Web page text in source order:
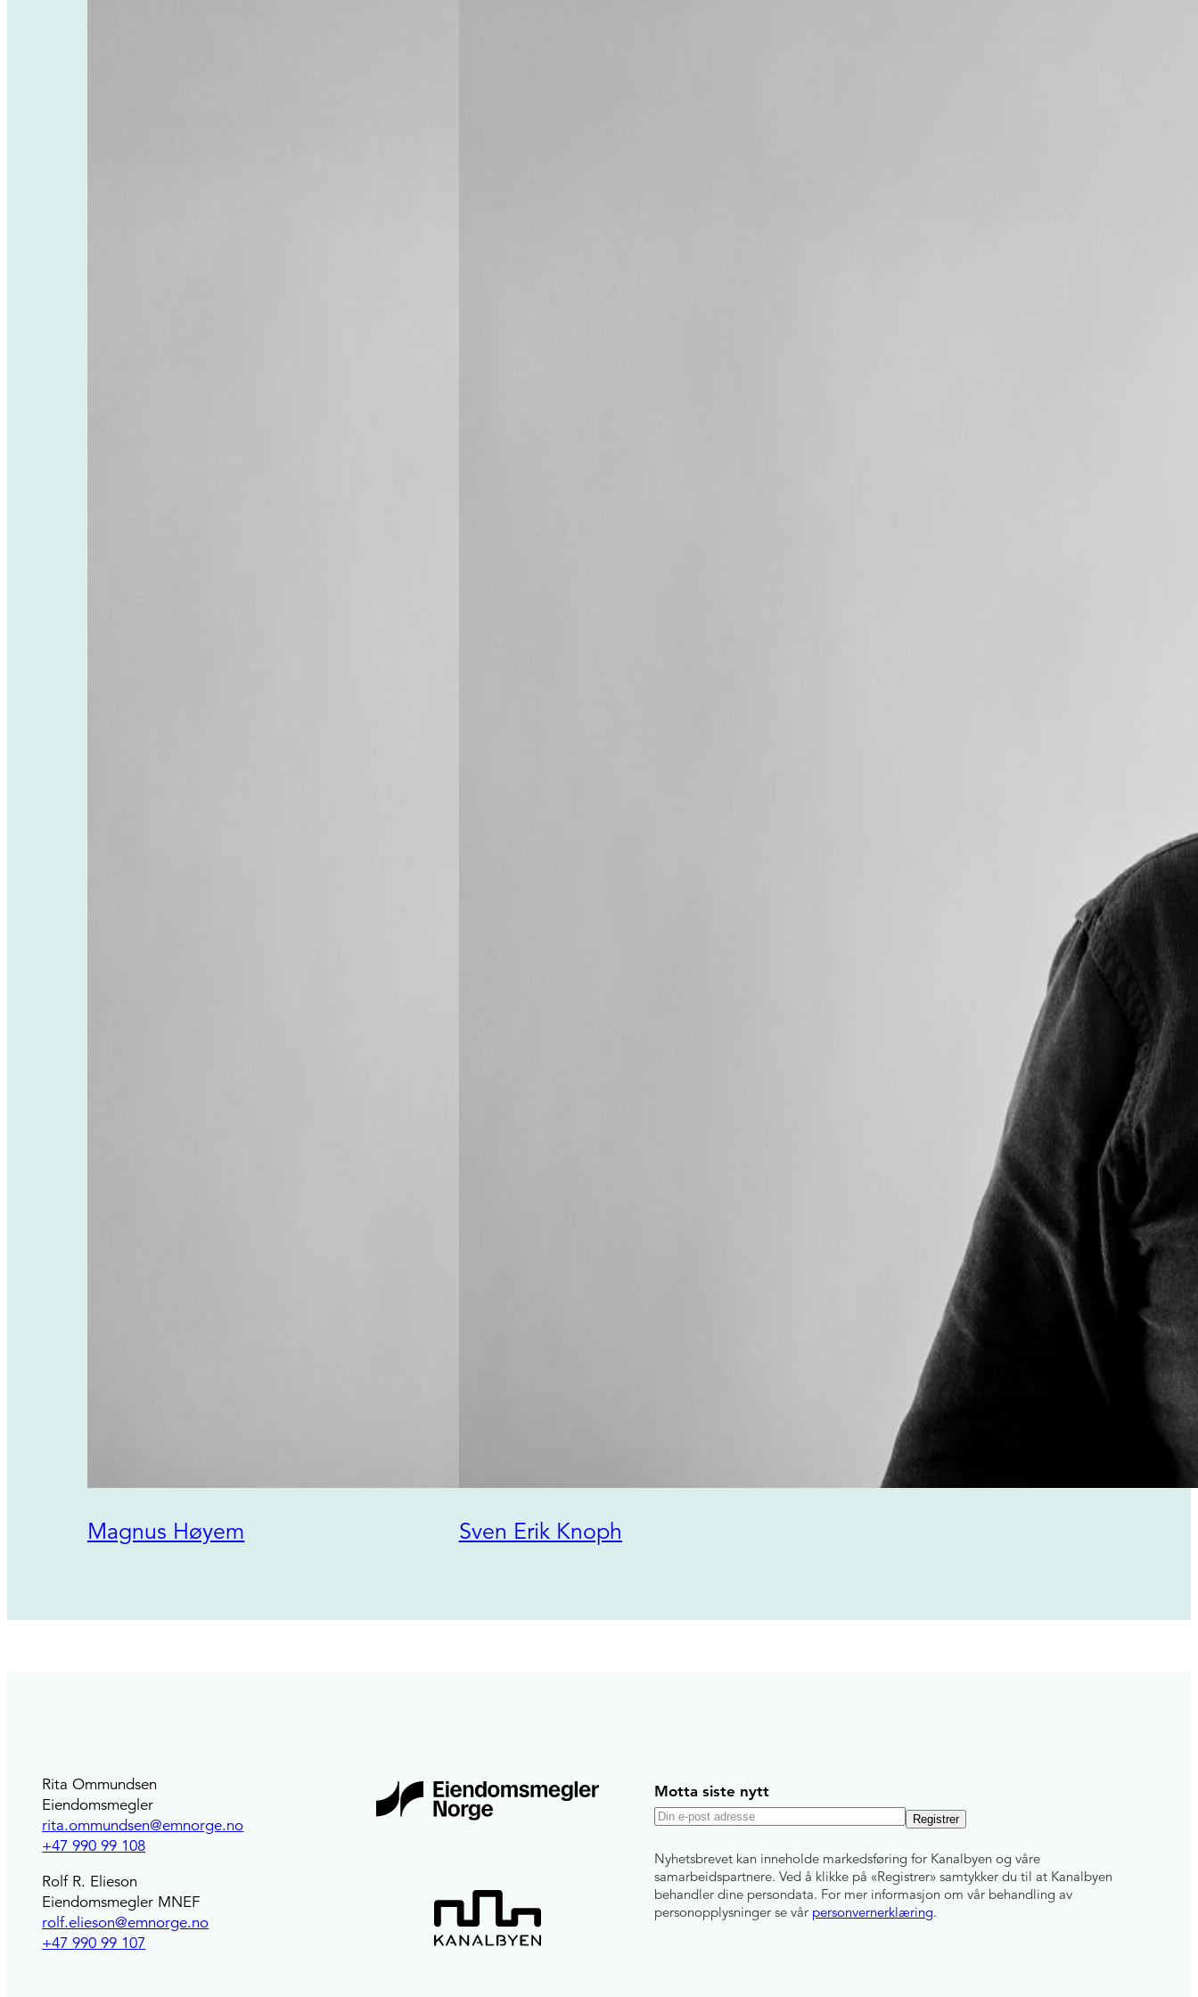
Magnus Høyem Sven Erik Knoph
Rita Ommundsen
Eiendomsmegler
rita.ommundsen@emnorge.no
+47 990 99 108
Rolf R. Elieson
Eiendomsmegler MNEF
rolf.elieson@emnorge.no
+47 990 99 107
Motta siste nytt
E
p
o
s
Nyhetsbrevet kan inneholde markedsføring for Kanalbyen og våre
samarbeidspartnere. Ved å klikke på «Registrer» samtykker du til at Kanalbyen
behandler dine persondata. For mer informasjon om vår behandling av
personopplysninger se vår personvernerklæring.